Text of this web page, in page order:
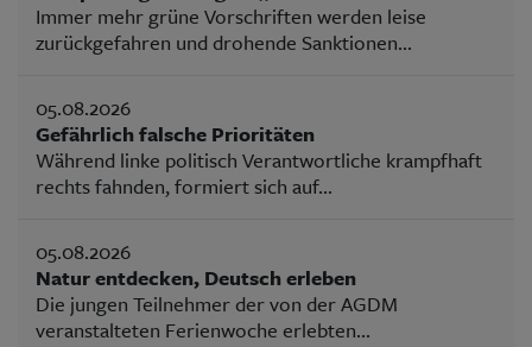
Immer mehr grüne Vorschriften werden leise
zurückgefahren und drohende Sanktionen...
05.08.2026
Gefährlich falsche Prioritäten
Während linke politisch Verantwortliche krampfhaft
rechts fahnden, formiert sich auf...
05.08.2026
Natur entdecken, Deutsch erleben
Die jungen Teilnehmer der von der AGDM
veranstalteten Ferienwoche erlebten...